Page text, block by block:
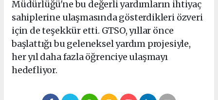
Müdürlüğü'ne bu değerli yardımların ihtiyaç
sahiplerine ulaşmasında gösterdikleri özveri
için de teşekkür etti. GTSO, yıllar önce
başlattığı bu geleneksel yardım projesiyle,
her yıl daha fazla öğrenciye ulaşmayı
hedefliyor.